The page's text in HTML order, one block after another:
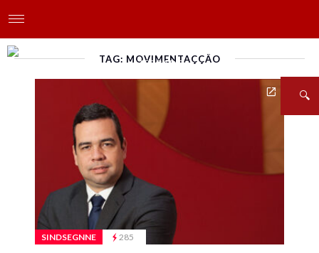
TAG: MOVIMENTAÇÇÃO
SINDSEGNNE 285